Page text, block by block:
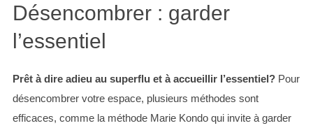
Désencombrer : garder
l’essentiel
Prêt à dire adieu au superflu et à accueillir l’essentiel?Pour
désencombrer votre espace, plusieurs méthodes sont
efficaces, comme la méthode Marie Kondo qui invite à garder
e